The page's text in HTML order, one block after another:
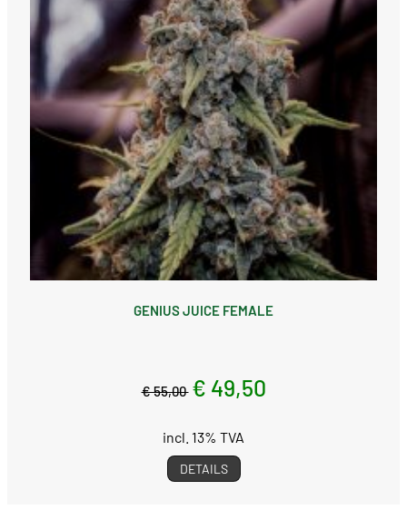
GENIUS JUICE FEMALE
€ 55,00 € 49,50
incl. 13% TVA
DETAILS